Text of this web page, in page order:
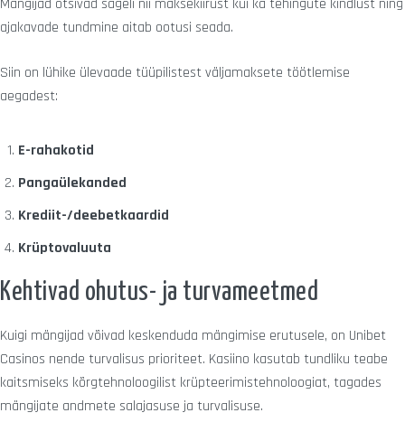
Mängijad otsivad sageli nii maksekiirust kui ka tehingute kindlust ning
ajakavade tundmine aitab ootusi seada.
Siin on lühike ülevaade tüüpilistest väljamaksete töötlemise
aegadest:
E-rahakotid
Pangaülekanded
Krediit-/deebetkaardid
Krüptovaluuta
Kehtivad ohutus- ja turvameetmed
Kuigi mängijad võivad keskenduda mängimise erutusele, on Unibet
Casinos nende turvalisus prioriteet. Kasiino kasutab tundliku teabe
kaitsmiseks kõrgtehnoloogilist krüpteerimistehnoloogiat, tagades
mängijate andmete salajasuse ja turvalisuse.